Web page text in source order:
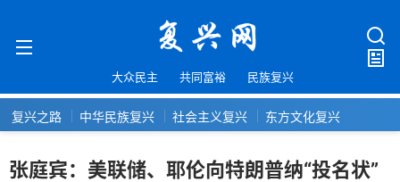
大众民主 共同富裕 民族复兴
复兴之路 中华民族复兴 社会主义复兴 东方文化复兴
张庭宾：美联储、耶伦向特朗普纳“投名状”